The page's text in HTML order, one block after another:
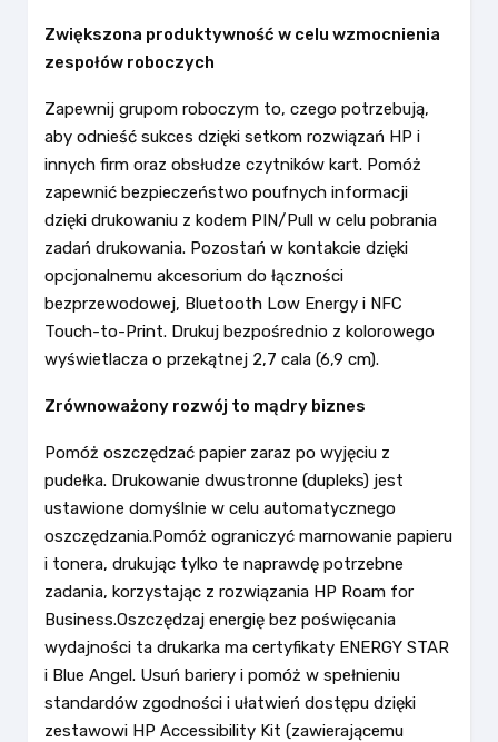
Zwiększona produktywność w celu wzmocnienia
zespołów roboczych
Zapewnij grupom roboczym to, czego potrzebują,
aby odnieść sukces dzięki setkom rozwiązań HP i
innych firm oraz obsłudze czytników kart. Pomóż
zapewnić bezpieczeństwo poufnych informacji
dzięki drukowaniu z kodem PIN/Pull w celu pobrania
zadań drukowania. Pozostań w kontakcie dzięki
opcjonalnemu akcesorium do łączności
bezprzewodowej, Bluetooth Low Energy i NFC
Touch-to-Print. Drukuj bezpośrednio z kolorowego
wyświetlacza o przekątnej 2,7 cala (6,9 cm).
Zrównoważony rozwój to mądry biznes
Pomóż oszczędzać papier zaraz po wyjęciu z
pudełka. Drukowanie dwustronne (dupleks) jest
ustawione domyślnie w celu automatycznego
oszczędzania.Pomóż ograniczyć marnowanie papieru
i tonera, drukując tylko te naprawdę potrzebne
zadania, korzystając z rozwiązania HP Roam for
Business.Oszczędzaj energię bez poświęcania
wydajności ta drukarka ma certyfikaty ENERGY STAR
i Blue Angel. Usuń bariery i pomóż w spełnieniu
standardów zgodności i ułatwień dostępu dzięki
zestawowi HP Accessibility Kit (zawierającemu